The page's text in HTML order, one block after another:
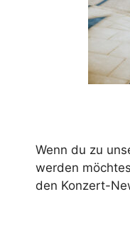
Wenn du zu
werden
den Konzert-